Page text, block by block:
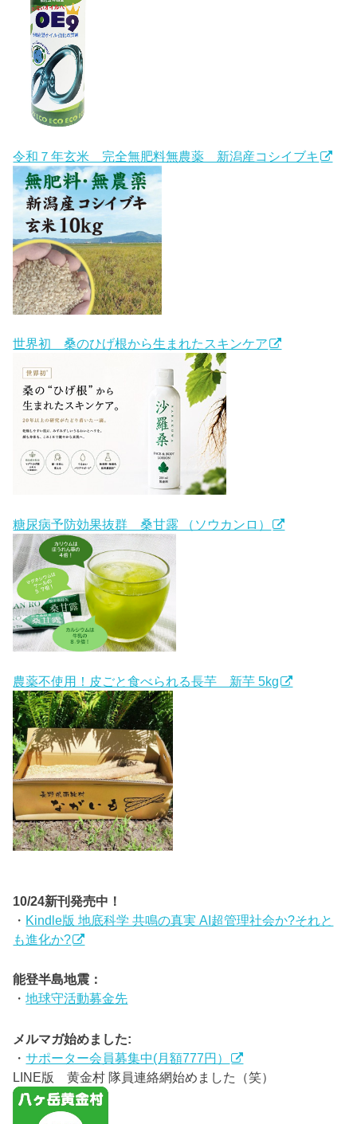
令和７年玄米 完全無肥料無農薬 新潟産コシイブキ
世界初 桑のひげ根から生まれたスキンケア
糖尿病予防効果抜群 桑甘露 （ソウカンロ）
農薬不使用！皮ごと食べられる長芋 新芋 5kg
10/24新刊発売中！
・ Kindle版 地底科学 共鳴の真実 AI超管理社会か?それと
も進化か?
能登半島地震：
・地球守活動募金先
メルマガ始めました:
・サポーター会員募集中(月額777円）
LINE版 黄金村 隊員連絡網始めました（笑）